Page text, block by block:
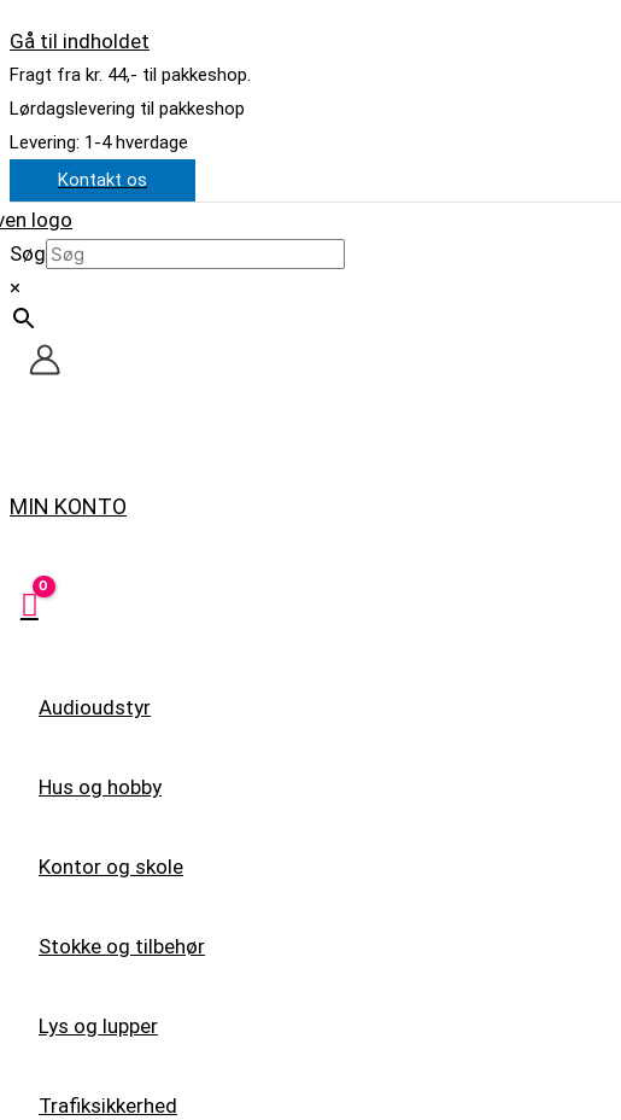
Gå til indholdet
Fragt fra kr. 44,- til pakkeshop.
Lørdagslevering til pakkeshop
Levering: 1-4 hverdage
Kontakt os
Søg
×
MIN KONTO
Audioudstyr
Hus og hobby
Kontor og skole
Stokke og tilbehør
Lys og lupper
Trafiksikkerhed